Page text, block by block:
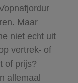
Maar
niet echt uit
vertrek- of
of prijs?
allemaal